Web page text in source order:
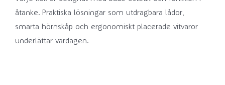
åtanke. Praktiska lösningar som utdragbara lådor,
smarta hörnskåp och ergonomiskt placerade vitvaror
underlättar vardagen.